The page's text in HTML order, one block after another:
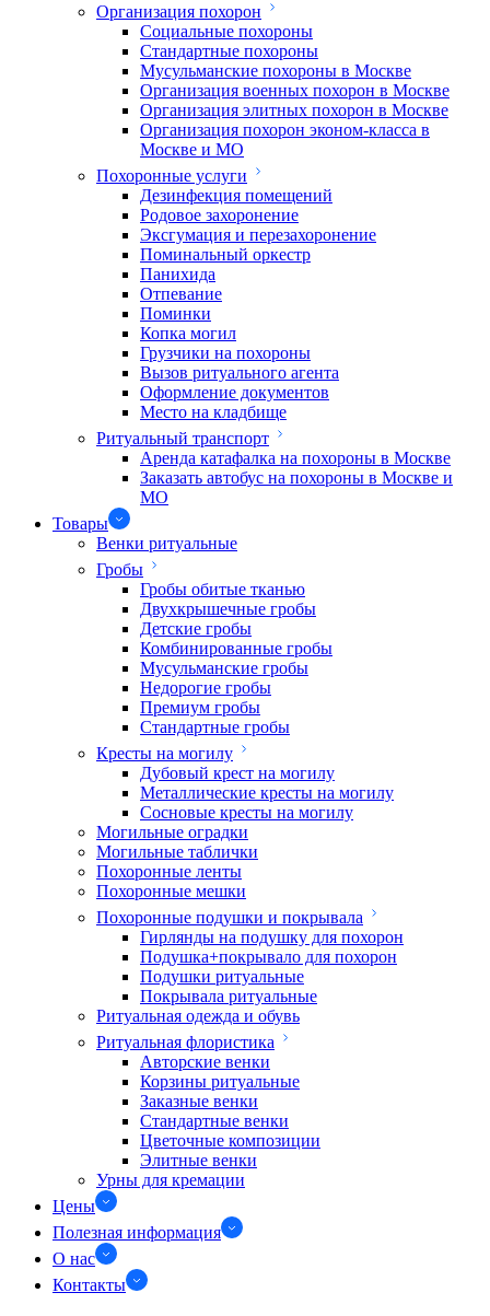
Организация похорон
Социальные похороны
Стандартные похороны
Мусульманские похороны в Москве
Организация военных похорон в Москве
Организация элитных похорон в Москве
Организация похорон эконом-класса в
Москве и МО
Похоронные услуги
Дезинфекция помещений
Родовое захоронение
Эксгумация и перезахоронение
Поминальный оркестр
Панихида
Отпевание
Поминки
Копка могил
Грузчики на похороны
Вызов ритуального агента
Оформление документов
Место на кладбище
Ритуальный транспорт
Аренда катафалка на похороны в Москве
Заказать автобус на похороны в Москве и
МО
Товары
Венки ритуальные
Гробы
Гробы обитые тканью
Двухкрышечные гробы
Детские гробы
Комбинированные гробы
Мусульманские гробы
Недорогие гробы
Премиум гробы
Стандартные гробы
Кресты на могилу
Дубовый крест на могилу
Металлические кресты на могилу
Сосновые кресты на могилу
Могильные оградки
Могильные таблички
Похоронные ленты
Похоронные мешки
Похоронные подушки и покрывала
Гирлянды на подушку для похорон
Подушка+покрывало для похорон
Подушки ритуальные
Покрывала ритуальные
Ритуальная одежда и обувь
Ритуальная флористика
Авторские венки
Корзины ритуальные
Заказные венки
Стандартные венки
Цветочные композиции
Элитные венки
Урны для кремации
Цены
Полезная информация
О нас
Контакты